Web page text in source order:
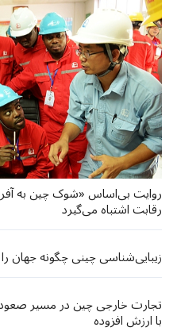
روایت بی‌اساس «شوک چین به
رقابت اشتباه می‌گیرد
زیبایی‌شناسی چینی چگونه جهان
تجارت خارجی چین در مسیر
با ارزش افزوده